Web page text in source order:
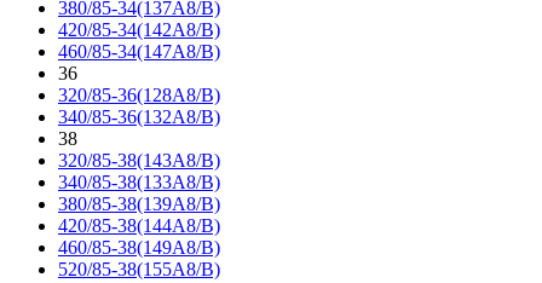
380/85-34(137A8/B)
420/85-34(142A8/B)
460/85-34(147A8/B)
36
320/85-36(128A8/B)
340/85-36(132A8/B)
38
320/85-38(143A8/B)
340/85-38(133A8/B)
380/85-38(139A8/B)
420/85-38(144A8/B)
460/85-38(149A8/B)
520/85-38(155A8/B)